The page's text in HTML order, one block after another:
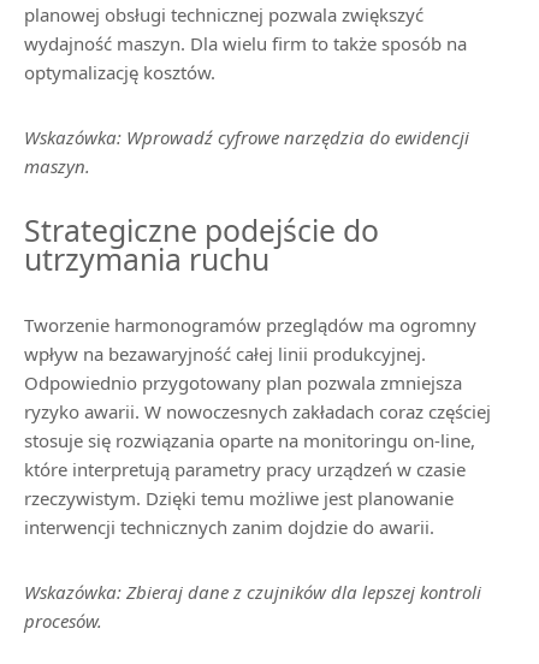
planowej obsługi technicznej pozwala zwiększyć
wydajność maszyn. Dla wielu firm to także sposób na
optymalizację kosztów.
Wskazówka: Wprowadź cyfrowe narzędzia do ewidencji
maszyn.
Strategiczne podejście do
utrzymania ruchu
Tworzenie harmonogramów przeglądów ma ogromny
wpływ na bezawaryjność całej linii produkcyjnej.
Odpowiednio przygotowany plan pozwala zmniejsza
ryzyko awarii. W nowoczesnych zakładach coraz częściej
stosuje się rozwiązania oparte na monitoringu on-line,
które interpretują parametry pracy urządzeń w czasie
rzeczywistym. Dzięki temu możliwe jest planowanie
interwencji technicznych zanim dojdzie do awarii.
Wskazówka: Zbieraj dane z czujników dla lepszej kontroli
procesów.